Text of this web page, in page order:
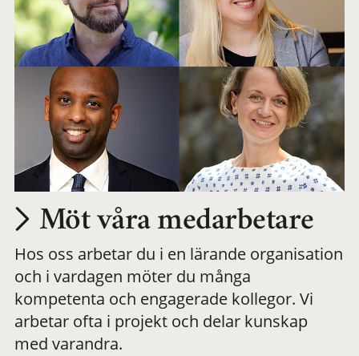
Möt våra medarbetare
Hos oss arbetar du i en lärande organisation
och i vardagen möter du många
kompetenta och engagerade kollegor. Vi
arbetar ofta i projekt och delar kunskap
med varandra.